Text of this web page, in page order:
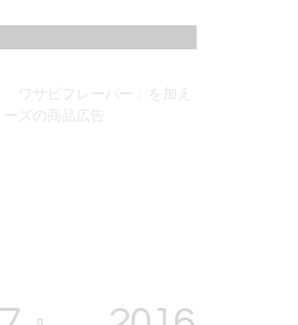
ワサビフレーバー」を加え
ズの商品広告